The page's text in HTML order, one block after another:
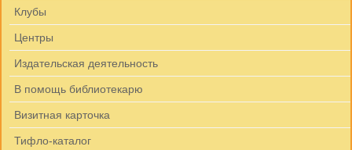
Клубы
Центры
Издательская деятельность
В помощь библиотекарю
Визитная карточка
Тифло-каталог